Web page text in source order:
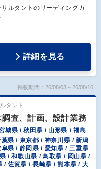
ルタントのリーディングカ
詳細を見る
掲載期間：26/08/03～26/08/16
タント
査、計画、設計業務
城県 / 秋田県 / 山形県 / 福島
県 / 東京都 / 神奈川県 / 新潟
県 / 静岡県 / 愛知県 / 三重県
/ 和歌山県 / 鳥取県 / 岡山県 /
/ 佐賀県 / 長崎県 / 熊本県 / 大